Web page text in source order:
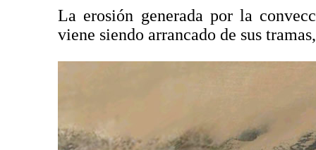
La erosión generada por la
viene siendo arrancado de sus